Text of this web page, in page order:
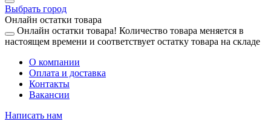
Выбрать город
Онлайн остатки товара
Онлайн остатки товара! Количество товара меняется в
настоящем времени и соответствует остатку товара на складе
О компании
Оплата и доставка
Контакты
Вакансии
Написать нам